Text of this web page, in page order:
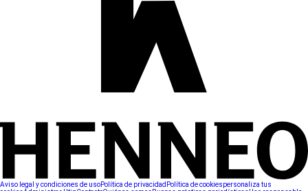
Aviso legal y condiciones de usoPolítica de privacidad Política de cookiespersonaliza tus